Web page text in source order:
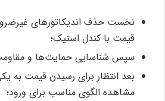
نخست حذف اندیکاتورهای
قیمت با کندل استیک؛
سپس شناسایی حمایت‌ها و
بعد انتظار برای رسیدن قیمت به
مشاهده الگوی مناسب برای ورود؛